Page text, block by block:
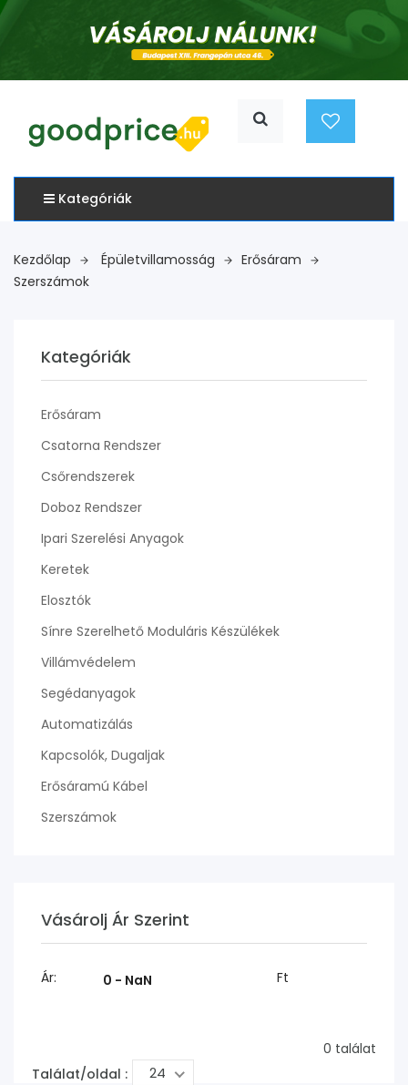
Kategóriák
Kezdőlap Épületvillamosság
Erősáram
Szerszámok
Kategóriák
Erősáram
Csatorna Rendszer
Csőrendszerek
Doboz Rendszer
Ipari Szerelési Anyagok
Keretek
Elosztók
Sínre Szerelhető Moduláris Készülékek
Villámvédelem
Segédanyagok
Automatizálás
Kapcsolók, Dugaljak
Erősáramú Kábel
Szerszámok
Vásárolj Ár Szerint
Ár: Ft
0 találat
Találat/oldal :
24